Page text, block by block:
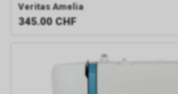
Veritas Amelia
345.00 CHF